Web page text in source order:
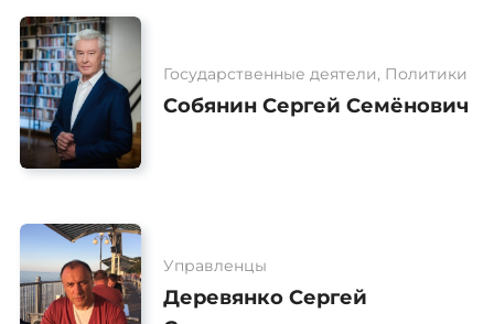
Государственные деятели, Политики
Собянин Сергей Семёнович
Управленцы
Деревянко Сергей